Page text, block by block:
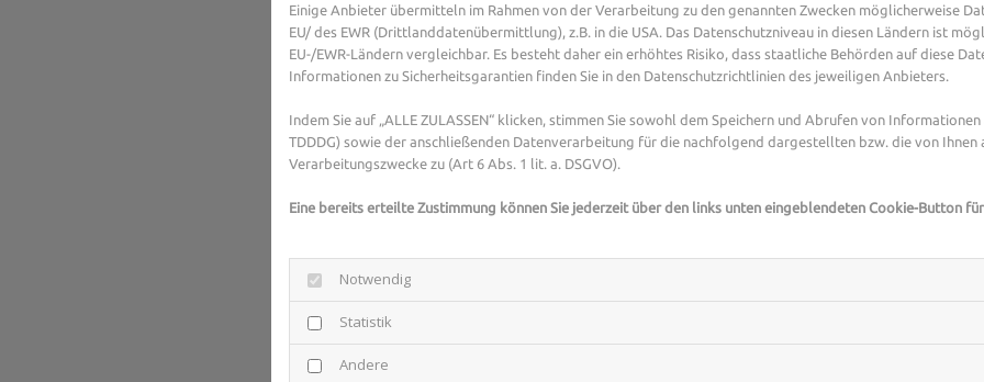
Ein starker Juckreiz ist das häufigste Symptom
Sie haben Fragen zu Sonnenallergie oder Allergie
Expertensuche.
Haut durch Sonnencreme
Meist tritt die Sonnenallergie im Frühling auf, wenn die
Sonnenstrahlen gewöhnt ist. Besonders Menschen
Haut im Normalfall mit einer stärkeren Produktion
die Haut braun werden lässt und die Haut so auch vor
Funktion bei Menschen mit Sonnenallergie
Einige Anbieter übermitteln im Rahmen von der Verarbeitung zu den genannten Zwecken möglicherweise
EU/ des EWR (Drittlanddatenübermittlung), z.B. in die USA. Das Datenschutzniveau in diesen Ländern ist
EU-/EWR-Ländern vergleichbar. Es besteht daher ein erhöhtes Risiko, dass staatliche Behörden auf diese
Informationen zu Sicherheitsgarantien finden Sie in den Datenschutzrichtlinien des jeweiligen Anbieters.
Indem Sie auf „ALLE ZULASSEN“ klicken, stimmen Sie sowohl dem Speichern und Abrufen von
TDDDG) sowie der anschließenden Datenverarbeitung für die nachfolgend dargestellten bzw. die von Ihnen
Verarbeitungszwecke zu (Art 6 Abs. 1 lit. a. DSGVO).
Eine bereits erteilte Zustimmung können Sie jederzeit über den links unten eingeblendeten Cookie-Button
Notwendig
Statistik
Andere